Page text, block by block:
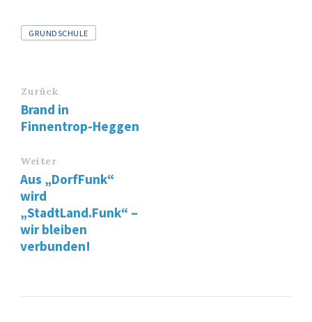
Tags
GRUNDSCHULE
Zurück
Brand in
Finnentrop-Heggen
Weiter
Aus „DorfFunk“
wird
„StadtLand.Funk“ –
wir bleiben
verbunden!